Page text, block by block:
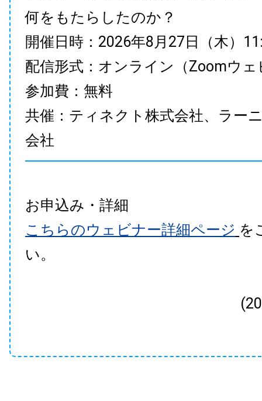
何をもたらしたのか？
開催日時：2026年8月27日（木）
配信形式：オンライン（Zoomウェ
参加費：無料
共催：ティネクト株式会社、ラー
会社
お申込み・詳細
こちらのウェビナー詳細ページ を
い。